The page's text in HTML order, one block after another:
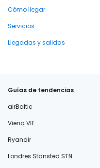
Cómo llegar
Servicios
Llegadas y salidas
Guías de tendencias
airBaltic
Viena VIE
Ryanair
Londres Stansted STN